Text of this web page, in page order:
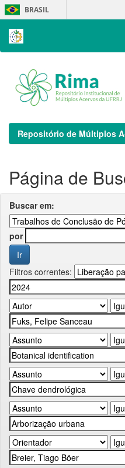
Skip
navigation
BRASIL
Repositório de Múltiplos
Página de
Buscar em:
por
Filtros correntes: